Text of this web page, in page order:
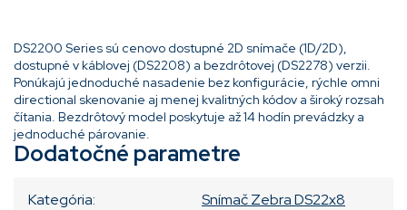
DS2200 Series sú cenovo dostupné 2D snímače (1D/2D),
dostupné v káblovej (DS2208) a bezdrôtovej (DS2278) verzii.
Ponúkajú jednoduché nasadenie bez konfigurácie, rýchle omni
directional skenovanie aj menej kvalitných kódov a široký rozsah
čítania. Bezdrôtový model poskytuje až 14 hodín prevádzky a
jednoduché párovanie.
Dodatočné parametre
Kategória: Snímač Zebra DS22x8